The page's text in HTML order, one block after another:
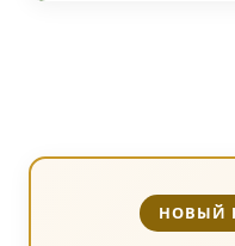
НОВЫЙ